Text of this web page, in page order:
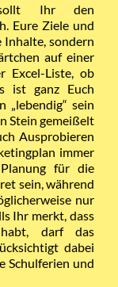
sollt Ihr den
Eure Ziele und
sondern
auf einer
Excel-Liste, ob
ist ganz Euch
„lebendig“ sein
Stein gemeißelt
Ausprobieren
immer
für die
sein, während
nur
Ihr merkt, dass
darf das
dabei
Schulferien und